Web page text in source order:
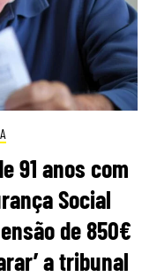
91 anos com
Social
de 850€
a tribunal